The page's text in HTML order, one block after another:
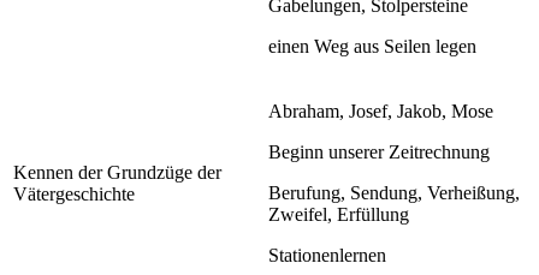
Gabelungen, Stolpersteine
einen Weg aus Seilen legen
Kennen der Grundzüge der
Vätergeschichte
Abraham, Josef, Jakob, Mose
Beginn unserer Zeitrechnung
Berufung, Sendung, Verheißung,
Zweifel, Erfüllung
Stationenlernen